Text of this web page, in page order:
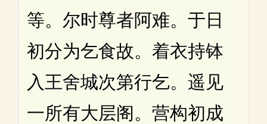
等。尔时尊者阿难。于日
初分为乞食故。着衣持钵
入王舍城次第行乞。遥见
一所有大层阁。营构初成